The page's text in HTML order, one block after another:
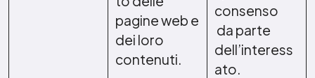
pagine web e
dei loro
contenuti.
consenso
da parte
dell’interess
ato.